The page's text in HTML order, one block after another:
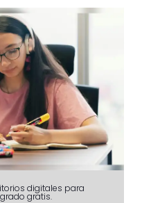
digitales para
gratis.